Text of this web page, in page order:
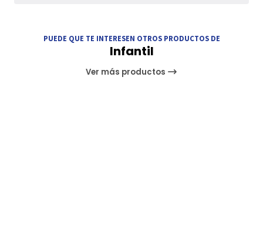
PUEDE QUE TE INTERESEN OTROS PRODUCTOS DE
Infantil
Ver más productos